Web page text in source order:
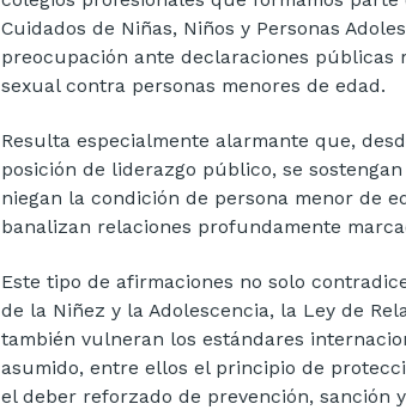
Cuidados de Niñas, Niños y Personas
preocupación ante declaraciones
sexual contra personas menores de edad.
Resulta especialmente alarmante que,
posición de liderazgo público, se
niegan la condición de persona menor de
banalizan relaciones profundamente
Este tipo de afirmaciones no solo
de la Niñez y la Adolescencia, la Ley de
también vulneran los estándares
asumido, entre ellos el principio de
el deber reforzado de prevención, sanción